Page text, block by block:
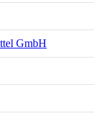
GmbH